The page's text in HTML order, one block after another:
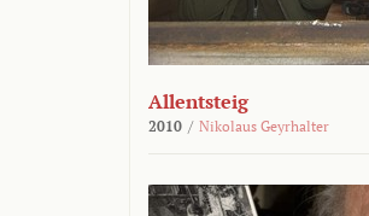
Allentsteig
2010 / Nikolaus Geyrhalter